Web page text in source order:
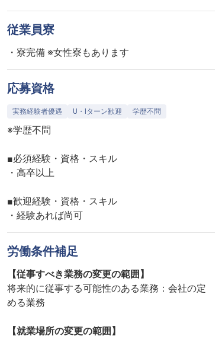
従業員寮
・寮完備 ※女性寮もあります
応募資格
実務経験者優遇 U・Iターン歓迎 学歴不問
※学歴不問
■必須経験・資格・スキル
・高卒以上
■歓迎経験・資格・スキル
・経験あれば尚可
労働条件補足
【従事すべき業務の変更の範囲】
将来的に従事する可能性のある業務：会社の定
める業務
【就業場所の変更の範囲】